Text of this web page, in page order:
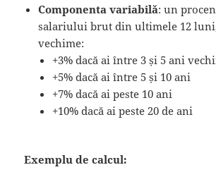
Componenta variabilă: un
salariului brut din ultimele 12
vechime:
+3% dacă ai între 3 și 5 ani
+5% dacă ai între 5 și 10 ani
+7% dacă ai peste 10 ani
+10% dacă ai peste 20 de ani
Exemplu de calcul: